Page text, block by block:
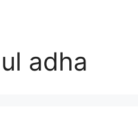
adha